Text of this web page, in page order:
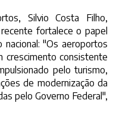
Silvio Costa Filho,
fortalece o papel
"Os aeroportos
crescimento consistente
pelo turismo,
de modernização da
pelo Governo Federal",